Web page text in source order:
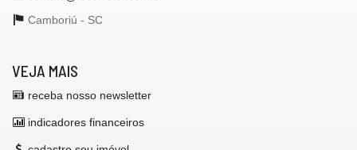
Camboriú - SC
VEJA MAIS
receba nosso newsletter
indicadores financeiros